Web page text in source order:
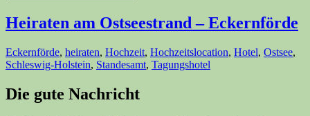
Heiraten am Ostseestrand – Eckernförde
Eckernförde, heiraten, Hochzeit, Hochzeitslocation, Hotel, Ostsee,
Schleswig-Holstein, Standesamt, Tagungshotel
Die gute Nachricht